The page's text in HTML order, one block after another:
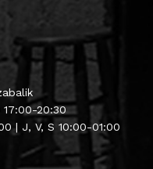
17:00-20:30
| J, V, S 10:00-01:00